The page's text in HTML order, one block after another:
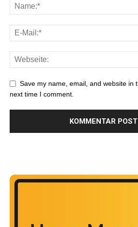
Save my name, email, and website in
next time I comment.